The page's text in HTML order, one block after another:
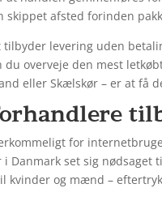
skippet afsted forinden
tilbyder levering uden
du overveje den mest
eller Skælskør – er at få
for
Danmark set sig
kvinder og mænd –